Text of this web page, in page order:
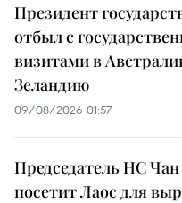
Президент
отбыл с
визитами в
Зеландию
09/08/2026 01:57
Председатель НС
посетит Лаос для